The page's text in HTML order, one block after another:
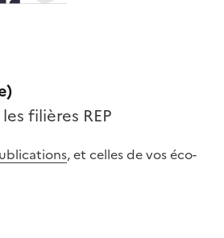
filières REP
, et celles de vos éco-